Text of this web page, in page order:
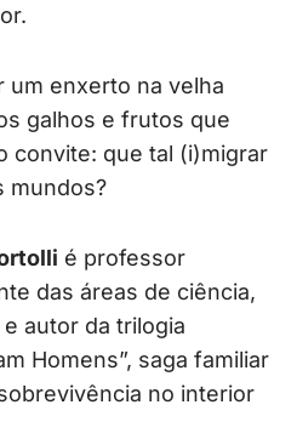
um enxerto na velha
galhos e frutos que
convite: que tal (i)migrar
mundos?
é professor
das áreas de ciência,
autor da trilogia
Homens”, saga familiar
no interior